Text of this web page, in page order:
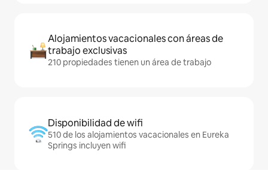
Alojamientos vacacionales con áreas de
trabajo exclusivas
210 propiedades tienen un área de trabajo
Disponibilidad de wifi
510 de los alojamientos vacacionales en Eureka
Springs incluyen wifi